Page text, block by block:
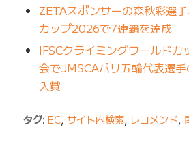
ZETAスポンサーの森秋彩選
カップ2026で7連覇を達成
IFSCクライミングワールド
会でJMSCAパリ五輪代表選
入賞
タグ: EC, サイト内検索, レコメンド,